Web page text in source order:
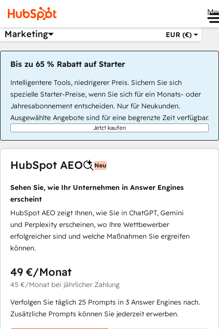
Marketing EUR (€)
Bis zu 65 % Rabatt auf Starter
Intelligentere Tools, niedrigerer Preis. Sichern Sie sich
spezielle Starter-Preise, wenn Sie sich für ein Monats- oder
Jahresabonnement entscheiden. Nur für Neukunden.
Ausgewählte Angebote sind für eine begrenzte Zeit verfügbar.
Jetzt kaufen
HubSpot AEO Neu
Sehen Sie, wie Ihr Unternehmen in Answer Engines
erscheint
HubSpot AEO zeigt Ihnen, wie Sie in ChatGPT, Gemini
und Perplexity erscheinen, wo Ihre Wettbewerber
erfolgreicher sind und welche Maßnahmen Sie ergreifen
können.
49 €/Monat
45 €/Monat bei jährlicher Zahlung
Verfolgen Sie täglich 25 Prompts in 3 Answer Engines nach.
Zusätzliche Prompts können Sie jederzeit erwerben.